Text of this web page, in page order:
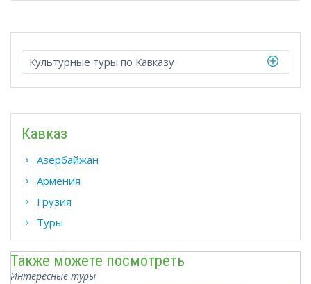
Культурные туры по Кавказу
Кавказ
Азербайжан
Армения
Грузия
Туры
Также можете посмотреть
Интересные туры